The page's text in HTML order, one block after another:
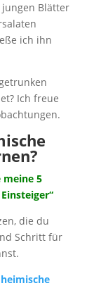
jungen Blätter
ich ihn
Ich freue
meine 5
die du
Schritt für